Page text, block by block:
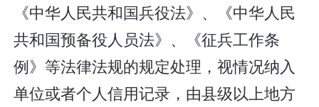
《中华人民共和国兵役法》、《中华人民
共和国预备役人员法》、《征兵工作条
例》等法律法规的规定处理，视情况纳入
单位或者个人信用记录，由县级以上地方